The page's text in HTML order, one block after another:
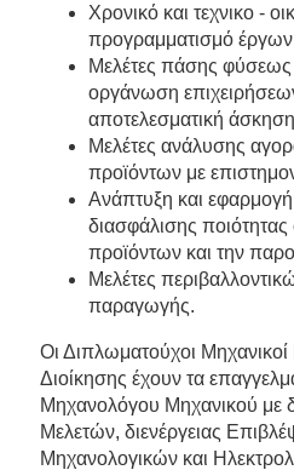
Χρονικό και τεχνικο ‐
προγραμματισμό
Μελέτες πάσης
οργάνωση
αποτελεσματική
Μελέτες ανάλυσης
προϊόντων με
Ανάπτυξη και
διασφάλισης
προϊόντων και την
Μελέτες
παραγωγής.
Oι Διπλωματούχοι
Διοίκησης έχουν τα
Μηχανολόγου Μηχανικού με
Μελετών, διενέργειας
Μηχανολογικών και